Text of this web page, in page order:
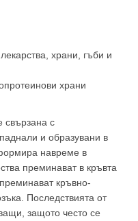
храни, гъби и
храни
свързана с
и образувани в
навреме в
преминават в кръвта
кръвно-
Последствията от
защото често се